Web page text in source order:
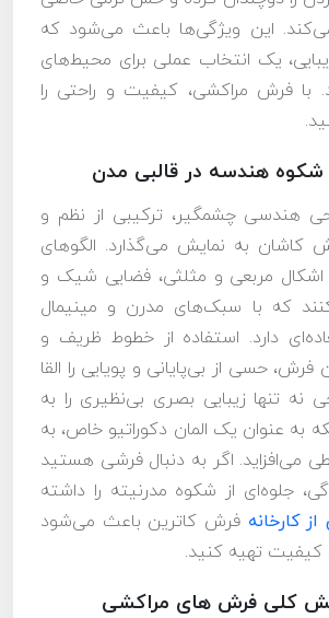
این ویژگی‌ها باعث می‌شود که
یک انتخاب عملی برای محیط‌های
با فرش مراکشی، کیفیت و راحتی را
هندسه در قالبی مدن
هندسی چشمگیر، ترکیبی از نظم و
کاشان به نمایش می‌گذارد. الگوهای
مربعی و مثلثی، فضایی شیک و
که با سبک‌های مدرن و مینیمال
دارد. استفاده از خطوط ظریف و
فرش، حسی از بی‌پایانی و پویایی را القا
نه تنها زیبایی بصری بی‌نظیری را به
به عنوان یک المان دکوراتیو خاص، به
می‌افزاید. اگر به دنبال فرشی هستید
جلوه‌ای از شکوه مدرنیته را داشته
کارخانه فرش کاترین باعث می‌شود
کیفیت تهیه کنید.
کلی فرش های مراکشی